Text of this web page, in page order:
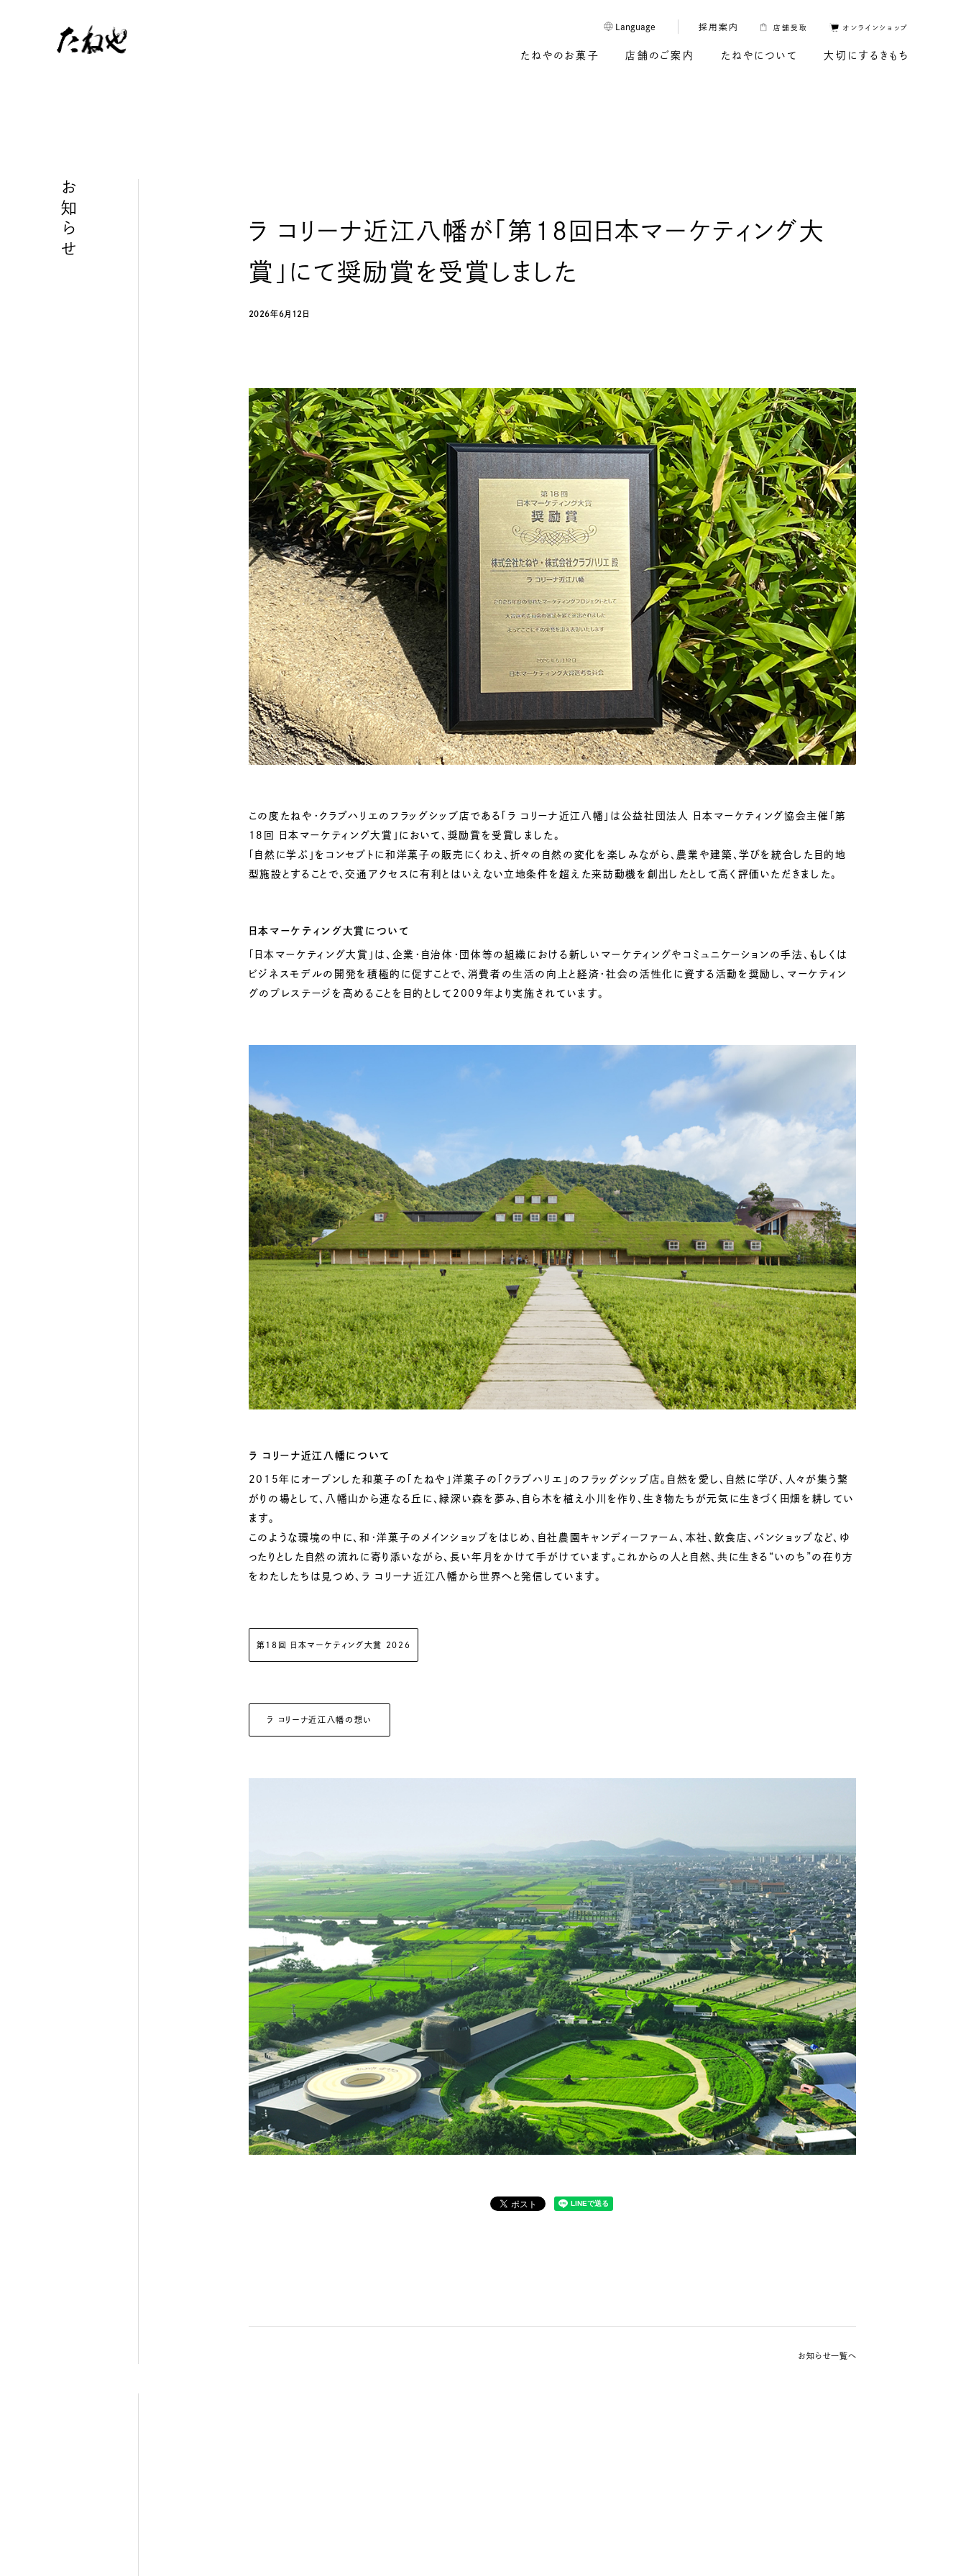
Language 採用案内 店舗受取 オンラインショップ
たねやのお菓子 店舗のご案内 たねやについて 大切にするきもち
お知らせ
ラ コリーナ近江八幡が「第18回日本マーケティング大
賞」にて奨励賞を受賞しました
2026年6月12日
この度たねや・クラブハリエのフラッグシップ店である「ラ コリーナ近江八幡」は公益社団法人 日本マーケティング協会主催「第
18回 日本マーケティング大賞」において、奨励賞を受賞しました。
「自然に学ぶ」をコンセプトに和洋菓子の販売にくわえ、折々の自然の変化を楽しみながら、農業や建築、学びを統合した目的地
型施設とすることで、交通アクセスに有利とはいえない立地条件を超えた来訪動機を創出したとして高く評価いただきました。
日本マーケティング大賞について
「日本マーケティング大賞」は、企業・自治体・団体等の組織における新しいマーケティングやコミュニケーションの手法、もしくは
ビジネスモデルの開発を積極的に促すことで、消費者の生活の向上と経済・社会の活性化に資する活動を奨励し、マーケティン
グのプレステージを高めることを目的として2009年より実施されています。
ラ コリーナ近江八幡について
2015年にオープンした和菓子の「たねや」洋菓子の「クラブハリエ」のフラッグシップ店。自然を愛し、自然に学び、人々が集う繋
がりの場として、八幡山から連なる丘に、緑深い森を夢み、自ら木を植え小川を作り、生き物たちが元気に生きづく田畑を耕してい
ます。
このような環境の中に、和・洋菓子のメインショップをはじめ、自社農園キャンディーファーム、本社、飲食店、パンショップなど、ゆ
ったりとした自然の流れに寄り添いながら、長い年月をかけて手がけています。これからの人と自然、共に生きる“いのち”の在り方
をわたしたちは見つめ、ラ コリーナ近江八幡から世界へと発信しています。
第18回 日本マーケティング大賞 2026
ラ コリーナ近江八幡の想い
お知らせ一覧へ